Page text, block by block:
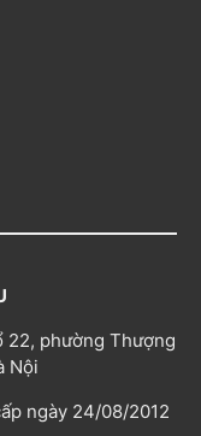
22, phường Thượng
Nội
ngày 24/08/2012